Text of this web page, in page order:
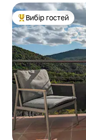
Топ вибір гостей
Вибір гостей